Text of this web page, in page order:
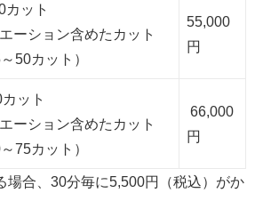
カット
エーション含めたカット
50カット）
55,000
円
ット
エーション含めたカット
75カット）
66,000
円
場合、30分毎に5,500円（税込）がか